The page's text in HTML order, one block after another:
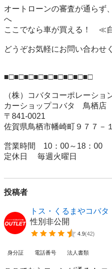
オートローンの審査が通らず
へ
ここでなら車が買える！　≪
どうぞお気軽にお問い合わせ
■□■□■□■□■□■□■□■□■□
（株）コバタコーポレーショ
カーショップコバタ　鳥栖店
〒841-0021
佐賀県鳥栖市幡崎町９７７－１
営業時間　10：00～18：00
定休日 　毎週火曜日
投稿者
トス・くるまやコバタ
性別非公開
4.9(42)
身分証 電話番号 法人書類